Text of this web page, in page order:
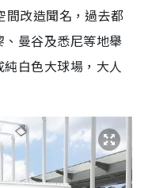
間改造聞名，過去都
曼谷及悉尼等地舉
白色大球場，大人